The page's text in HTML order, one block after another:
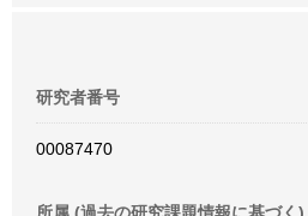
研究者番号
00087470